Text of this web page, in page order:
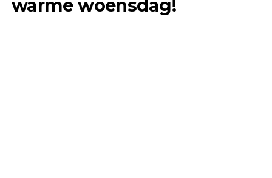
warme woensdag!